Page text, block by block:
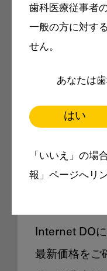
歯科医療従事者
一般の方に対す
せん。
あなたは
はい
「いいえ」の場
報」ページへリ
Internet
製品
Internet DO
最新価格をご